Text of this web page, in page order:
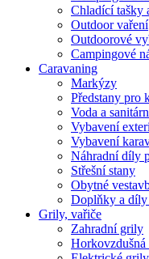
Chladící tašky
Outdoor vaření
Outdoorové
Campingové
Caravaning
Markýzy
Předstany pro
Voda a
Vybavení
Vybavení
Náhradní díly
Střešní stany
Obytné
Doplňky a díly
Grily, vařiče
Zahradní grily
Horkovzdušná